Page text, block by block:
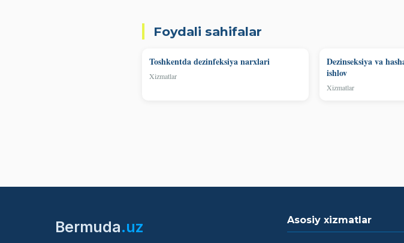
Foydali sahifalar
Toshkentda dezinfeksiya narxlari
Xizmatlar
Dezinseksiya va
ishlov
Xizmatlar
Bermuda.uz Asosiy xizmatlar